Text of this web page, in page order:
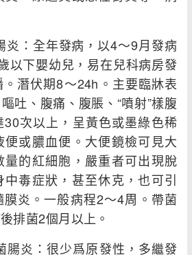
炎：全年發病，以4～9月發病
以下嬰幼兒，易在兒科病房發
潛伏期8～24h。主要臨牀表
吐、腹痛、腹脹、“噴射”樣腹
次以上，呈黃色或墨綠色稀
或膿血便。大便鏡檢可見大
量的紅細胞，嚴重者可出現脫
毒症狀，甚至休克，也可引
炎。一般病程2～4周。帶菌
排菌2個月以上。
腸炎：很少爲原發性，多繼發